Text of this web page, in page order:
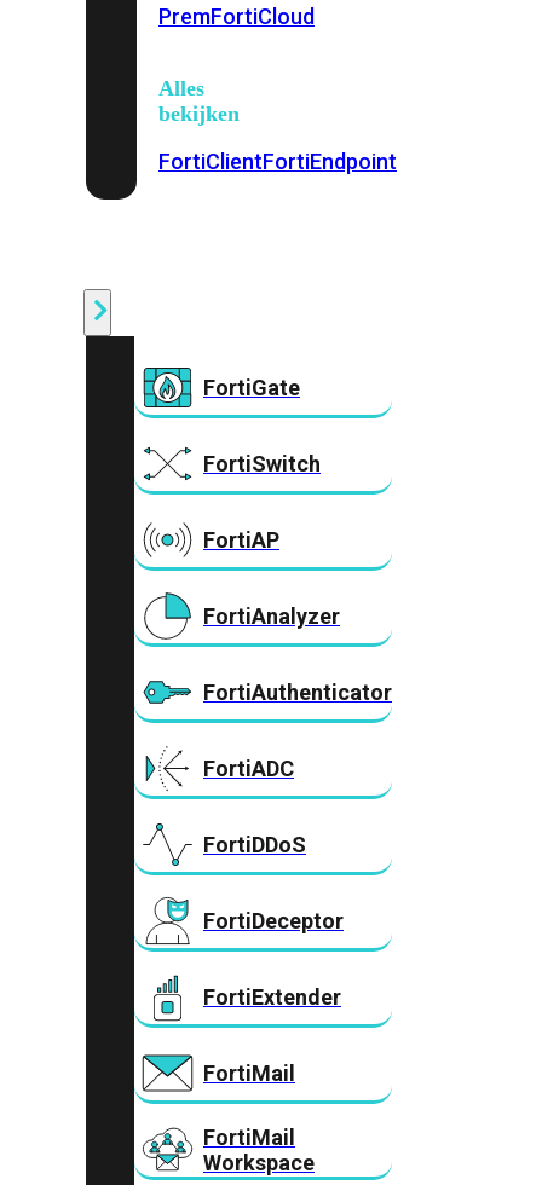
PremFortiCloud
Alles
bekijken
FortiClientFortiEndpoint
FortiGate
FortiSwitch
FortiAP
FortiAnalyzer
FortiAuthenticator
FortiADC
FortiDDoS
FortiDeceptor
FortiExtender
FortiMail
FortiMail
Workspace